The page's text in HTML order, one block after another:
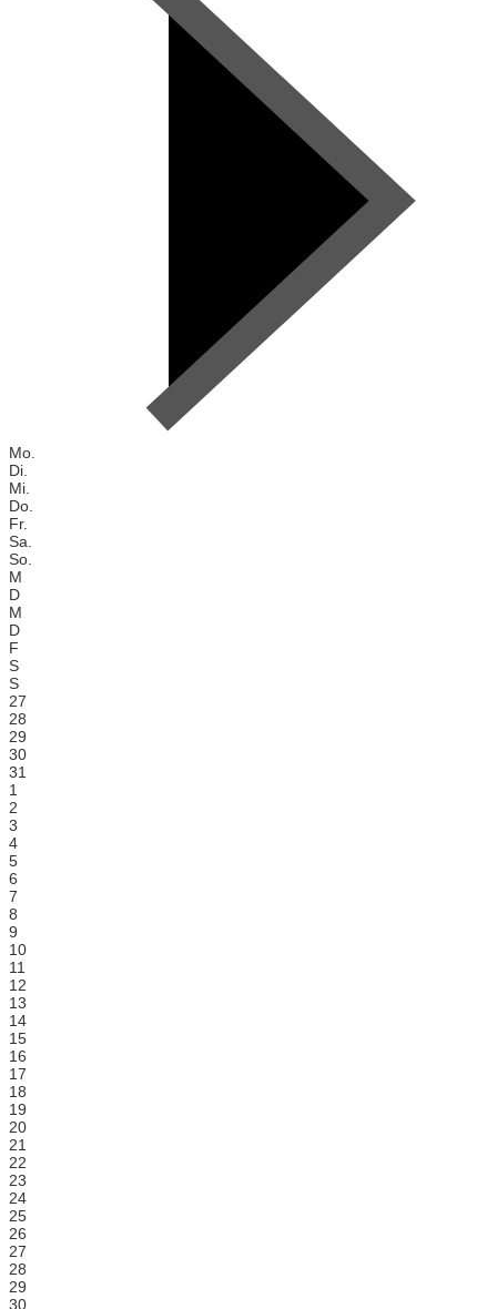
Mo.
Di.
Mi.
Do.
Fr.
Sa.
So.
M
D
M
D
F
S
S
27
28
29
30
31
1
2
3
4
5
6
7
8
9
10
11
12
13
14
15
16
17
18
19
20
21
22
23
24
25
26
27
28
29
30